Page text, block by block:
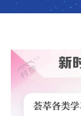
解决方案
关于我们